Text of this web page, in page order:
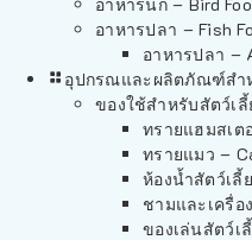
อาหารปลา – Fish
อาหารปลา –
อุปกรณและผลิตภัณฑ์สำ
ของใช้สำหรับสัตว์เ
ทรายแฮมสเต
ทรายแมว –
ห้องน้ำสัตว์เลี้
ชามและเครื่อ
ของเล่นสัตว์เ